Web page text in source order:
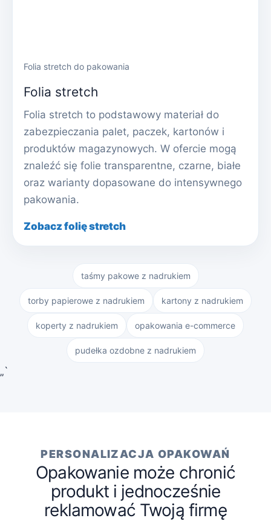
Folia stretch do pakowania
Folia stretch
Folia stretch to podstawowy materiał do
zabezpieczania palet, paczek, kartonów i
produktów magazynowych. W ofercie mogą
znaleźć się folie transparentne, czarne, białe
oraz warianty dopasowane do intensywnego
pakowania.
Zobacz folię stretch
taśmy pakowe z nadrukiem
torby papierowe z nadrukiem kartony z nadrukiem
koperty z nadrukiem opakowania e-commerce
pudełka ozdobne z nadrukiem
„`
PERSONALIZACJA OPAKOWAŃ
Opakowanie może chronić
produkt i jednocześnie
reklamować Twoją firmę